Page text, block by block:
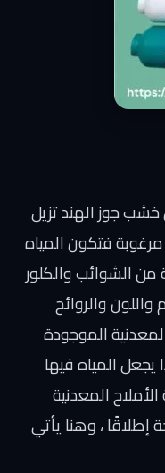
جوز الهند تزيل
فتكون المياه
من الشوائب والكلور
والروائح
الموجودة
يجعل المياه فيها
المعدنية
، وهنا يأتي